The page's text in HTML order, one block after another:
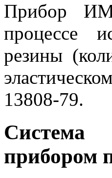
Прибор
процессе
резины
13808-79.
Система
прибором